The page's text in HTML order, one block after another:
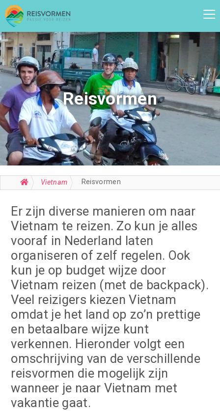
Reisvormen
Vietnam Reisvormen
Er zijn diverse manieren om naar
Vietnam te reizen. Zo kun je alles
vooraf in Nederland laten
organiseren of zelf regelen. Ook
kun je op budget wijze door
Vietnam reizen (met de backpack).
Veel reizigers kiezen Vietnam
omdat je het land op zo’n prettige
en betaalbare wijze kunt
verkennen. Hieronder volgt een
omschrijving van de verschillende
reisvormen die mogelijk zijn
wanneer je naar Vietnam met
vakantie gaat.